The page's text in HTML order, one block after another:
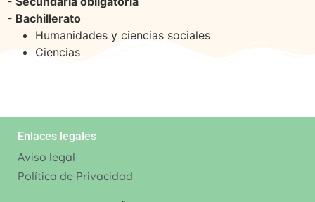
- Bachillerato
Humanidades y ciencias sociales
Ciencias
Enlaces legales
Aviso legal
Política de Privacidad